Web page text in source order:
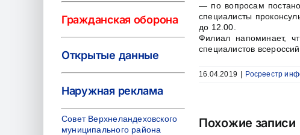
— по вопросам
специалисты
до 12.00.
Филиал напоминает,
специалистов
16.04.2019 Росреестр
Похожие записи
Гражданская оборона
Открытые данные
Наружная реклама
Совет Верхнеландеховского
муниципального района